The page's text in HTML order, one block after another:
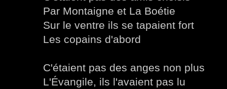
Par Montaigne et La Boétie
Sur le ventre ils se tapaient fort
Les copains d'abord
C'étaient pas des anges non plus
L'Évangile, ils l'avaient pas lu